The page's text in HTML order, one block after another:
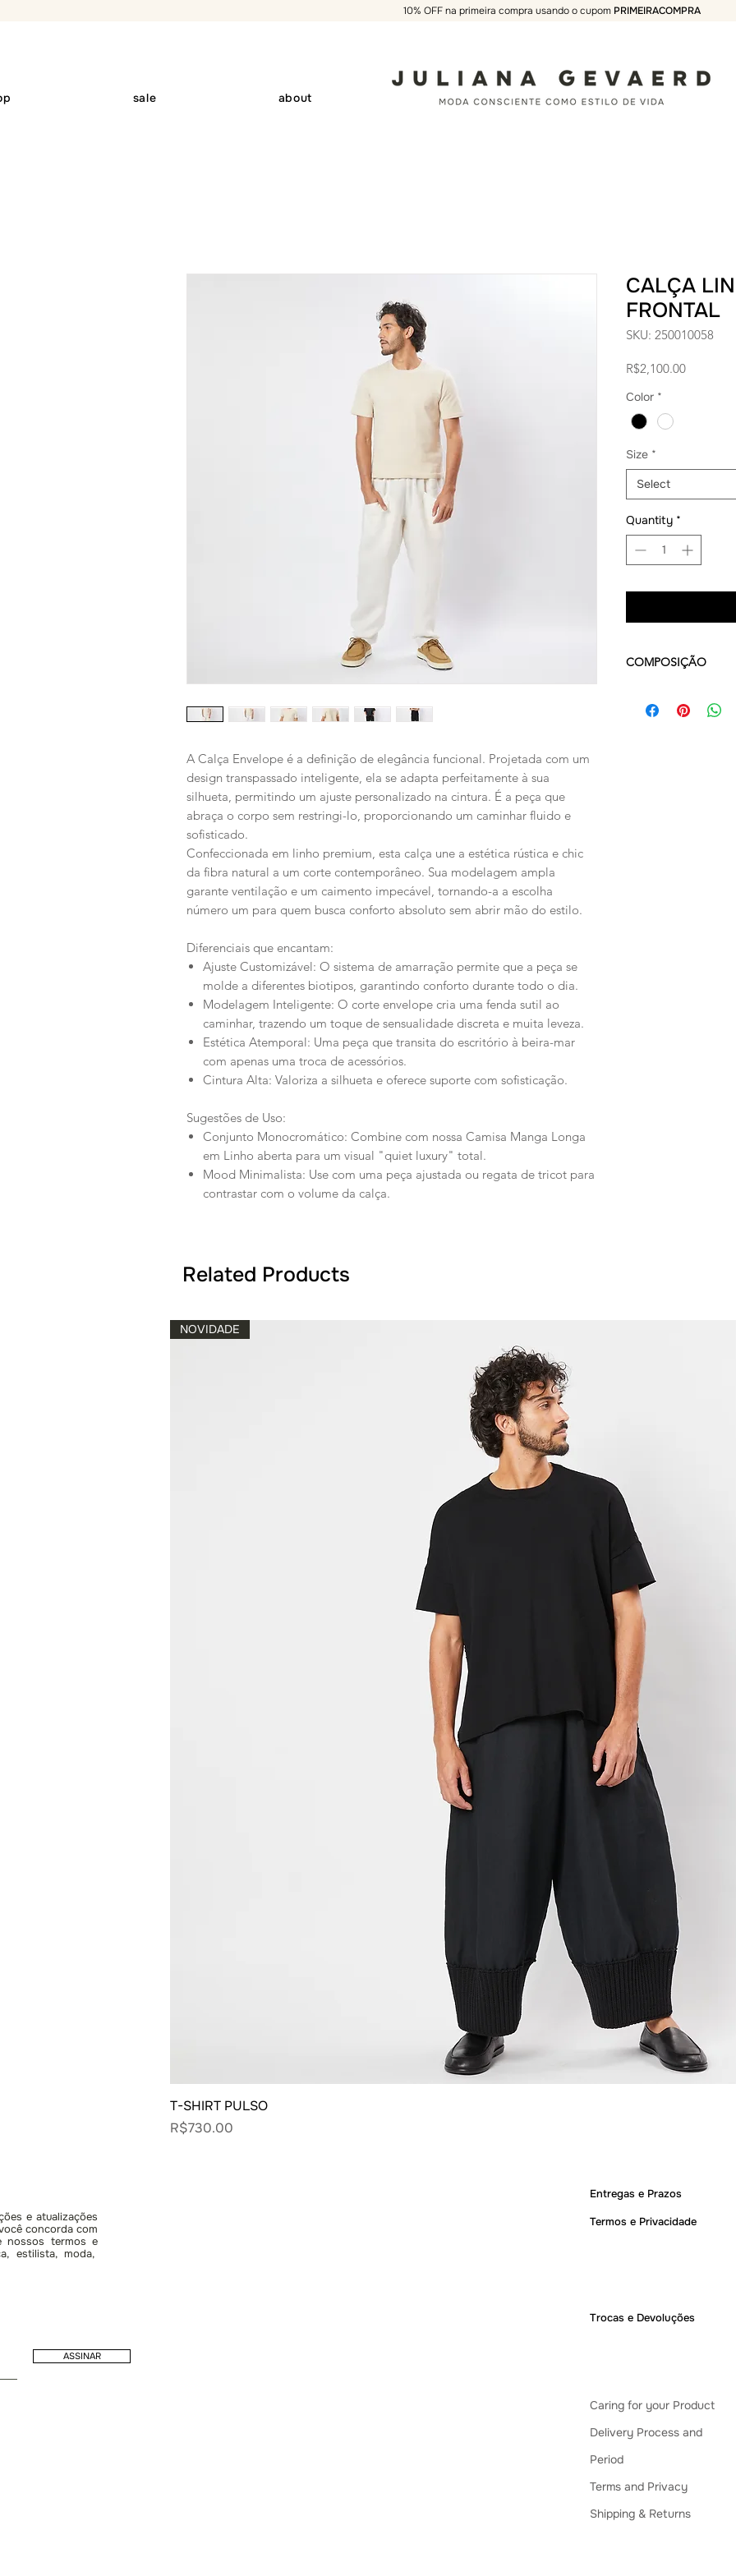
10% OFF na primeira compra usando o cupomPRIMEIRACOMPRA
sale about
JULIANA GEVAERD
A Calça Envelope é a definição de elegância funcional. Projetada com um
design transpassado inteligente, ela se adapta perfeitamente à sua
silhueta, permitindo um ajuste personalizado na cintura. É a peça que
abraça o corpo sem restringi-lo, proporcionando um caminhar fluido e
sofisticado.
Confeccionada em linho premium, esta calça une a estética rústica e chic
da fibra natural a um corte contemporâneo. Sua modelagem ampla
garante ventilação e um caimento impecável, tornando-a a escolha
número um para quem busca conforto absoluto sem abrir mão do estilo.
Diferenciais que encantam:
Ajuste Customizável: O sistema de amarração permite que a peça se
molde a diferentes biotipos, garantindo conforto durante todo o dia.
Modelagem Inteligente: O corte envelope cria uma fenda sutil ao
caminhar, trazendo um toque de sensualidade discreta e muita leveza.
Estética Atemporal: Uma peça que transita do escritório à beira-mar
com apenas uma troca de acessórios.
Cintura Alta: Valoriza a silhueta e oferece suporte com sofisticação.
Sugestões de Uso:
Conjunto Monocromático: Combine com nossa Camisa Manga Longa
em Linho aberta para um visual "quiet luxury" total.
Mood Minimalista: Use com uma peça ajustada ou regata de tricot para
contrastar com o volume da calça.
CALÇA
FRONTAL
SKU: 250010058
R$2,100.00Price
Color *
Size *
Select
Quantity *
COMPOSIÇÃO
Related Products
NOVIDADE
T-SHIRT PULSO
Price
R$730.00
e atualizações
concorda com
nossos termos e
estilista, moda,
Entregas e Prazos
Termos e Privacidade
Trocas e Devoluções
ASSINAR
Caring for your Product
Delivery Process and
Period
Terms and Privacy
Shipping & Returns